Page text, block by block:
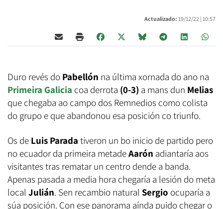
Actualizado: 19/12/22 | 10:57
Duro revés do Pabellón na última xornada do ano na
Primeira Galicia coa derrota (0-3) a mans dun Melias
que chegaba ao campo dos Remnedios como colista
do grupo e que abandonou esa posición co triunfo.
Os de Luis Parada tiveron un bo inicio de partido pero
no ecuador da primeira metadeAarón adiantaría aos
visitantes tras rematar un centro dende a banda.
Apenas pasada a media hora chegaría a lesión do meta
local Julián. Sen recambio natural Sergio ocuparía a
súa posición. Con ese panorama aínda puido chegar o